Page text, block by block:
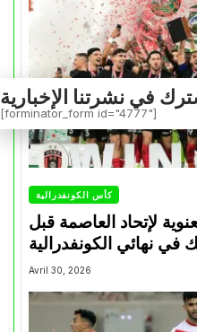
كأس الكونفدرالية
لإتحاد العاصمة قبل
في نهائي الكونفدرالية
Avril 30, 2026
[forminator_form id="4777"]